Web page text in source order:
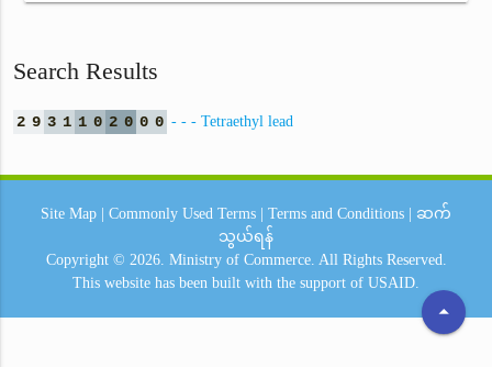
Search Results
2 9 3 1 1 0 2 0 0 0 - - - Tetraethyl lead
arrow_drop_up
Site Map Commonly Used Terms Terms and Conditions
ဆက်
သွယ်ရန်
Copyright © 2026. Ministry of Commerce. All Rights Reserved.
This website has been built with the support of USAID.